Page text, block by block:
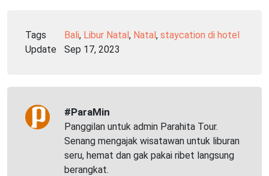
Tags Bali, Libur Natal, Natal, staycation di hotel
Update
Sep 17, 2023
#ParaMin
Panggilan untuk admin Parahita Tour.
Senang mengajak wisatawan untuk liburan
seru, hemat dan gak pakai ribet langsung
berangkat.